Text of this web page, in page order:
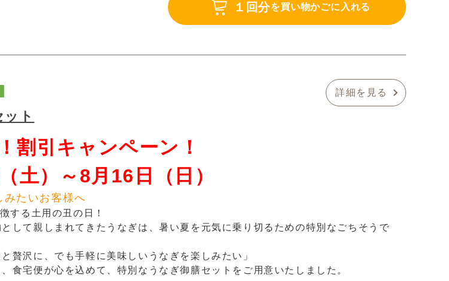
１回分を買い物かごに入れる
詳細を見る
ト
割引キャンペーン！
土）～8月16日（日）
みたいお客様へ
する土用の丑の日！
して親しまれてきたうなぎは、暑い夏を元気に乗り切るための特別なごちそうで
贅沢に、でも手軽に美味しいうなぎを楽しみたい」
食宅便が心を込めて、特別なうなぎ御膳セットをご用意いたしました。